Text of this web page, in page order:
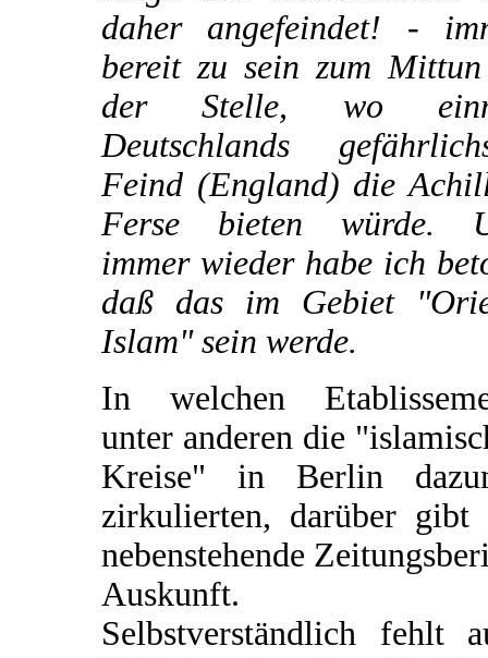
daher angefeindet! -
bereit zu sein zum
der Stelle, wo
Deutschlands
Feind (England) die
Ferse bieten würde.
immer wieder habe ich
daß das im Gebiet
Islam" sein werde.
In welchen
unter anderen die
Kreise" in Berlin
zirkulierten, darüber gibt
nebenstehende
Auskunft.
Selbstverständlich fehlt